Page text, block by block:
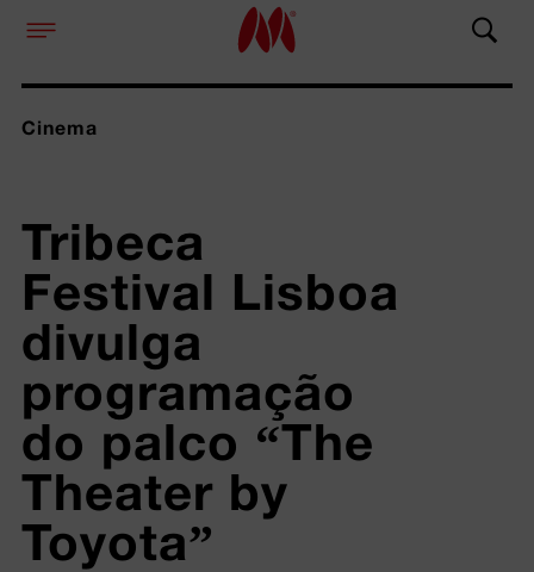
Cinema
Tribeca
Festival Lisboa
divulga
programação
do palco “The
Theater by
Toyota”